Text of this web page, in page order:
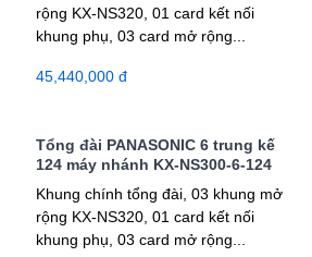
rộng KX-NS320, 01 card kết nối
khung phụ, 03 card mở rộng...
45,440,000 đ
Tổng đài PANASONIC 6 trung kế
124 máy nhánh KX-NS300-6-124
Khung chính tổng đài, 03 khung mở
rộng KX-NS320, 01 card kết nối
khung phụ, 03 card mở rộng...